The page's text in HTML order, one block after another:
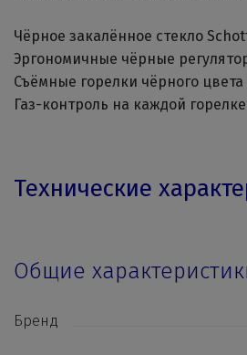
Чёрное закалённое стекло
Эргономичные чёрные
Съёмные горелки чёрного цвета
Газ-контроль на каждой горелке
Технические
Общие
Бренд